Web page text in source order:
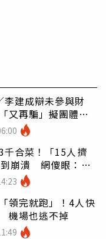
李建成辯未參與財
又再騙」擬團體訴
千合菜！「15人擠
崩潰 網傻眼：讓
領完就跑」！4人快
機場也逃不掉